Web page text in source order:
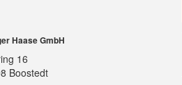
Haase GmbH
16
Boostedt